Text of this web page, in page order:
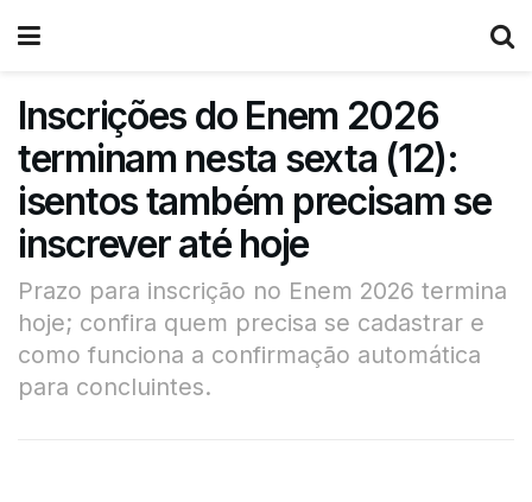
Inscrições do Enem 2026
terminam nesta sexta (12):
isentos também precisam se
inscrever até hoje
Prazo para inscrição no Enem 2026 termina
hoje; confira quem precisa se cadastrar e
como funciona a confirmação automática
para concluintes.